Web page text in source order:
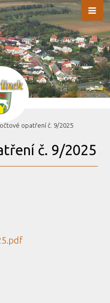
opatření č. 9/2025
č. 9/2025